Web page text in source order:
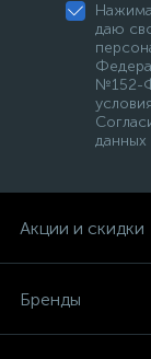
даю
№152-
данных
Акции и скидки
Бренды